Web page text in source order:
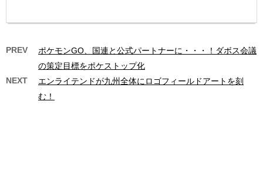
PREV
ポケモンGO、国連と公式パートナーに・・・！ダボス会議
の策定目標をポケストップ化
NEXT
エンライテンドが九州全体にロゴフィールドアートを刻
む！